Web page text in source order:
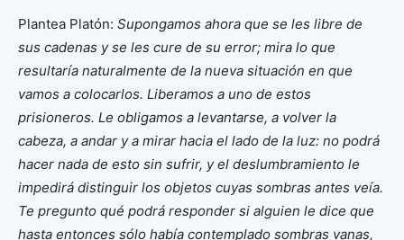
Plantea Platón: Supongamos ahora que se les libre de
sus cadenas y se les cure de su error; mira lo que
resultaría naturalmente de la nueva situación en que
vamos a colocarlos. Liberamos a uno de estos
prisioneros. Le obligamos a levantarse, a volver la
cabeza, a andar y a mirar hacia el lado de la luz: no podrá
hacer nada de esto sin sufrir, y el deslumbramiento le
impedirá distinguir los objetos cuyas sombras antes veía.
Te pregunto qué podrá responder si alguien le dice que
hasta entonces sólo había contemplado sombras vanas,